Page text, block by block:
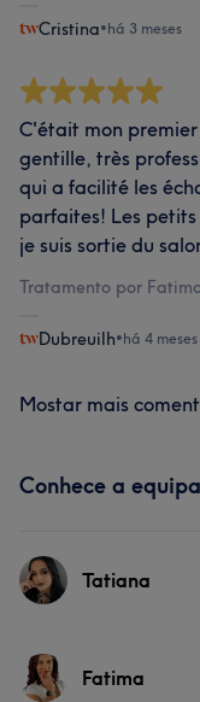
Cristina•há 3 meses
C'était mon
gentille, très
qui a facilité les
parfaites! Les
je suis sortie du
Tratamento por
Dubreuilh•há 4 meses
Mostar mais
Conhece a equipa
Tatiana
Serviços
Fatima